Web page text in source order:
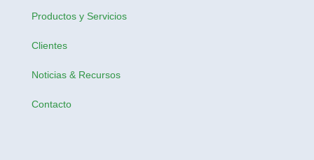
Productos y Servicios
Clientes
Noticias & Recursos
Contacto